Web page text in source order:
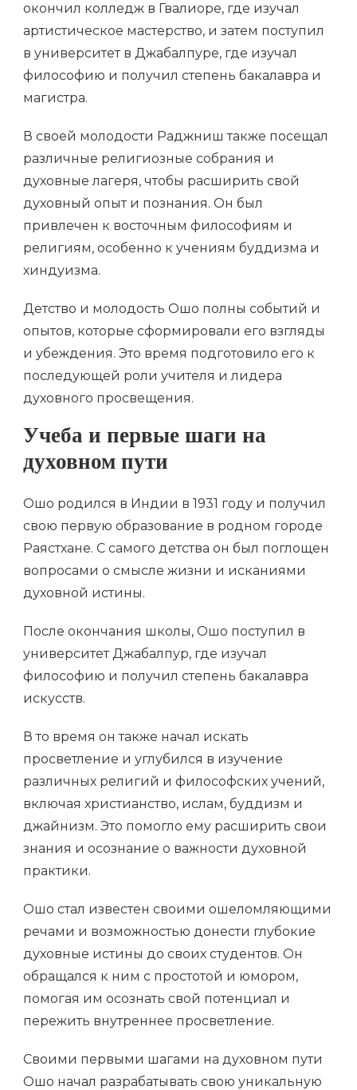
окончил колледж в Гвалиоре, где изучал
артистическое мастерство, и затем поступил
в университет в Джабалпуре, где изучал
философию и получил степень бакалавра и
магистра.
В своей молодости Раджниш также посещал
различные религиозные собрания и
духовные лагеря, чтобы расширить свой
духовный опыт и познания. Он был
привлечен к восточным философиям и
религиям, особенно к учениям буддизма и
хиндуизма.
Детство и молодость Ошо полны событий и
опытов, которые сформировали его взгляды
и убеждения. Это время подготовило его к
последующей роли учителя и лидера
духовного просвещения.
Учеба и первые шаги на
духовном пути
Ошо родился в Индии в 1931 году и получил
свою первую образование в родном городе
Раястхане. С самого детства он был поглощен
вопросами о смысле жизни и исканиями
духовной истины.
После окончания школы, Ошо поступил в
университет Джабалпур, где изучал
философию и получил степень бакалавра
искусств.
В то время он также начал искать
просветление и углубился в изучение
различных религий и философских учений,
включая христианство, ислам, буддизм и
джайнизм. Это помогло ему расширить свои
знания и осознание о важности духовной
практики.
Ошо стал известен своими ошеломляющими
речами и возможностью донести глубокие
духовные истины до своих студентов. Он
обращался к ним с простотой и юмором,
помогая им осознать свой потенциал и
пережить внутреннее просветление.
Своими первыми шагами на духовном пути
Ошо начал разрабатывать свою уникальную